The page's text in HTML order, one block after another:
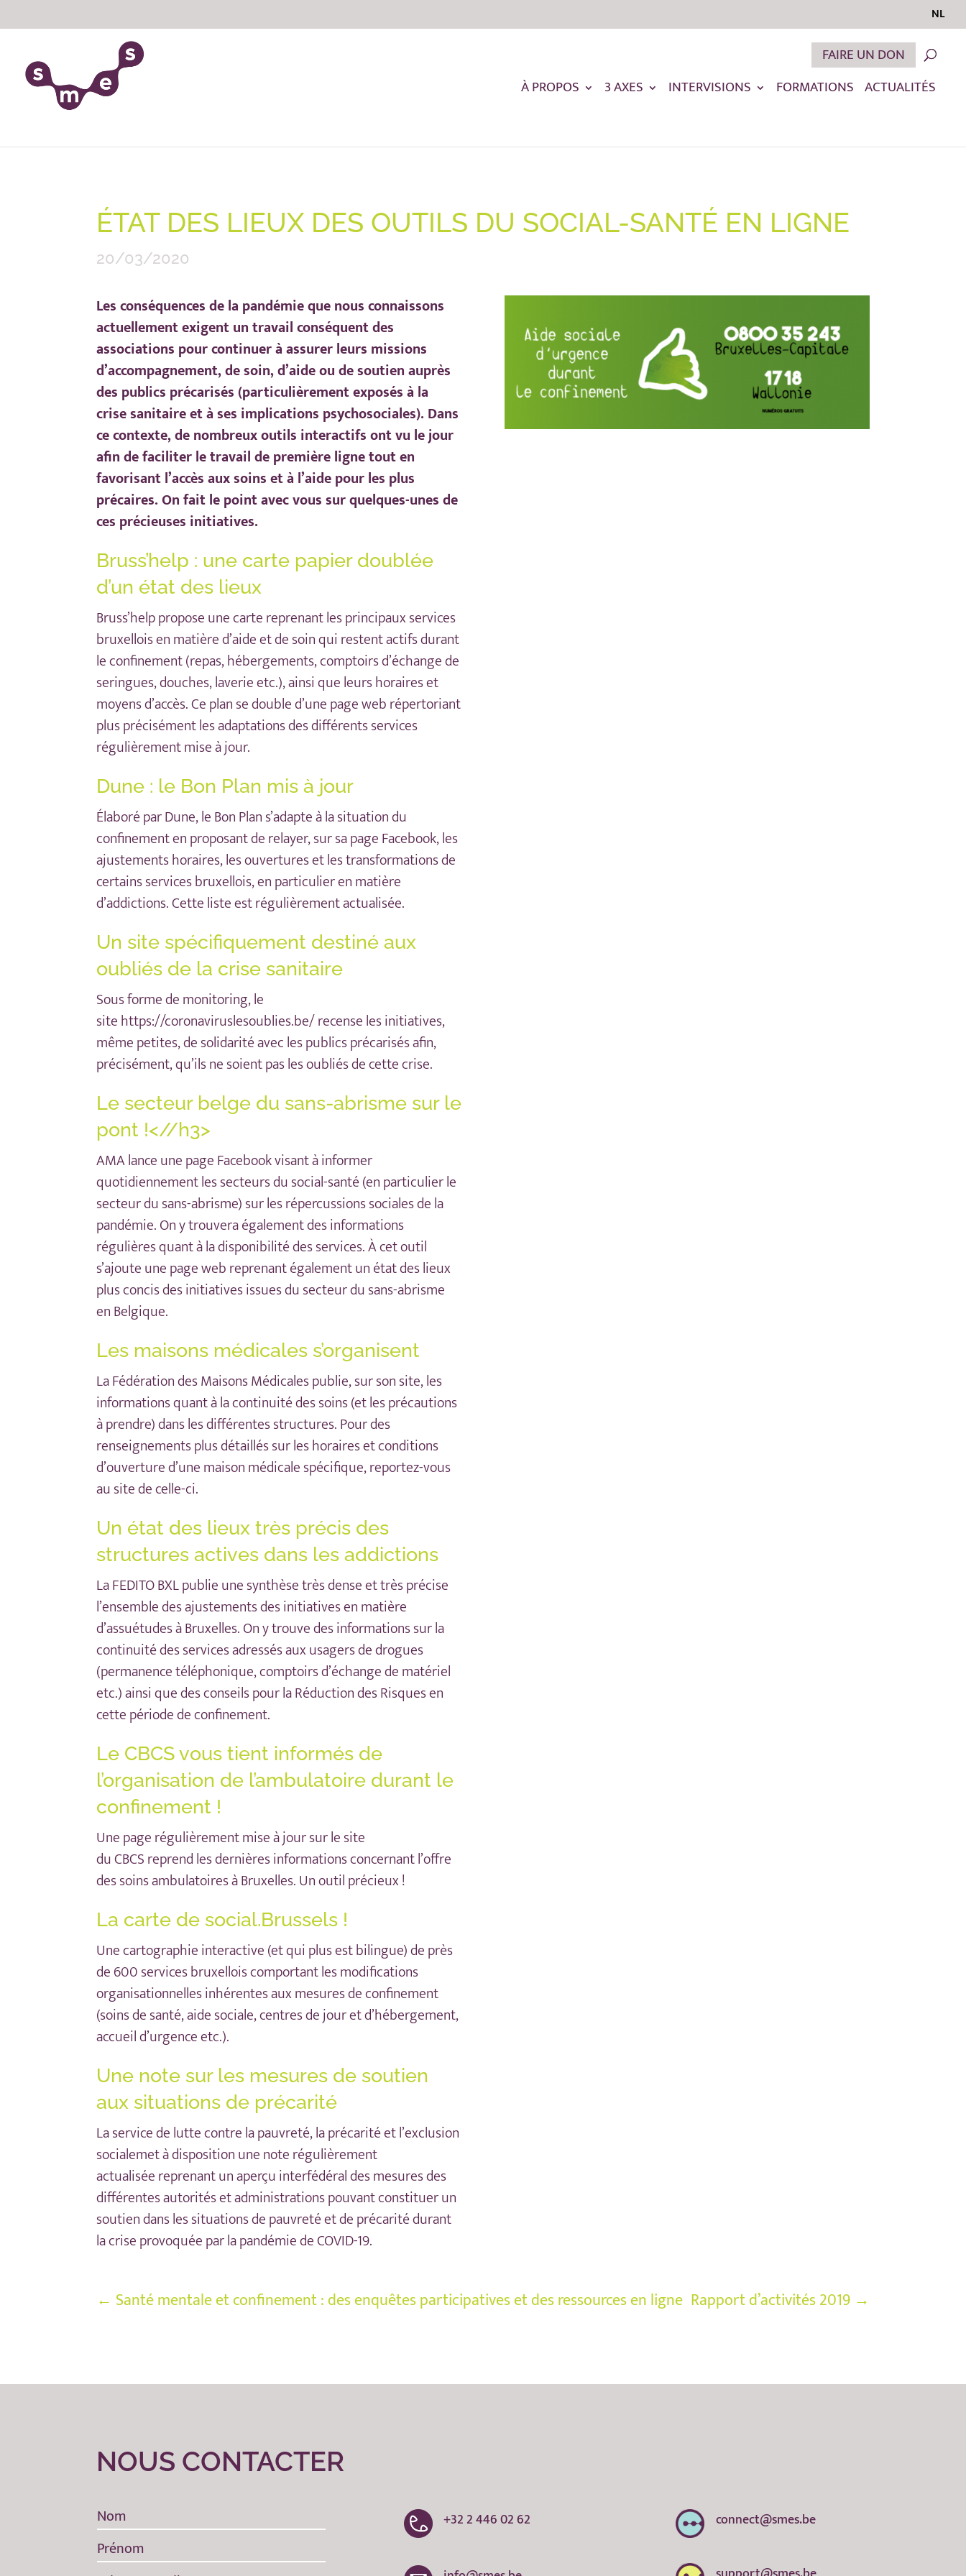
NL
À PROPOS 3 AXES INTERVISIONS FORMATIONS ACTUALITÉS
FAIRE UN DON
ÉTAT DES LIEUX DES OUTILS DU SOCIAL-SANTÉ EN LIGNE
20/03/2020
Les conséquences de la pandémie que nous connaissons
actuellement exigent un travail conséquent des
associations pour continuer à assurer leurs missions
d’accompagnement, de soin, d’aide ou de soutien auprès
des publics précarisés (particulièrement exposés à la
crise sanitaire et à ses implications psychosociales). Dans
ce contexte, de nombreux outils interactifs ont vu le jour
afin de faciliter le travail de première ligne tout en
favorisant l’accès aux soins et à l’aide pour les plus
précaires. On fait le point avec vous sur quelques-unes de
ces précieuses initiatives.
Bruss’help : une carte papier doublée
d’un état des lieux
Bruss’helpproposeune cartereprenant les principaux services
bruxellois en matière d’aide et de soin qui restent actifs durant
le confinement (repas, hébergements, comptoirs d’échange de
seringues, douches, laverie etc.), ainsi que leurs horaires et
moyens d’accès. Ce plan se doubled’une page webrépertoriant
plus précisément les adaptations des différents services
régulièrement mise à jour.
Dune : le Bon Plan mis à jour
Élaboré parDune, le Bon Plan s’adapte à la situation du
confinement en proposant de relayer, sursa page Facebook, les
ajustements horaires, les ouvertures et les transformations de
certains services bruxellois, en particulier en matière
d’addictions. Cette liste est régulièrement actualisée.
Un site spécifiquement destiné aux
oubliés de la crise sanitaire
Sous forme de monitoring, le
sitehttps://coronaviruslesoublies.be/recense les initiatives,
même petites, de solidarité avec les publics précarisés afin,
précisément, qu’ils ne soient pas les oubliés de cette crise.
Le secteur belge du sans-abrisme sur le
pont !<//h3>
AMAlance unepage Facebookvisant à informer
quotidiennement les secteurs du social-santé (en particulier le
secteur du sans-abrisme) sur les répercussions sociales de la
pandémie. On y trouvera également des informations
régulières quant à la disponibilité des services. À cet outil
s’ajouteune page webreprenant également un état des lieux
plus concis des initiatives issues du secteur du sans-abrisme
en Belgique.
Les maisons médicales s’organisent
La Fédération des Maisons Médicales publie,sur son site, les
informations quant à la continuité des soins (et les précautions
à prendre) dans les différentes structures. Pour des
renseignements plus détaillés sur les horaires et conditions
d’ouverture d’une maison médicale spécifique, reportez-vous
au site de celle-ci.
Un état des lieux très précis des
structures actives dans les addictions
LaFEDITO BXLpublieune synthèsetrès dense et très précise
l’ensemble des ajustements des initiatives en matière
d’assuétudes à Bruxelles. On y trouve des informations sur la
continuité des services adressés aux usagers de drogues
(permanence téléphonique, comptoirs d’échange de matériel
etc.) ainsi que des conseils pour la Réduction des Risques en
cette période de confinement.
Le CBCS vous tient informés de
l’organisation de l’ambulatoire durant le
confinement !
Une pagerégulièrement mise à jour sur le site
duCBCSreprend les dernières informations concernant l’offre
des soins ambulatoires à Bruxelles. Un outil précieux !
La carte de social.Brussels !
Une cartographie interactive(et qui plus est bilingue) de près
de 600 services bruxellois comportant les modifications
organisationnelles inhérentes aux mesures de confinement
(soins de santé, aide sociale, centres de jour et d’hébergement,
accueil d’urgence etc.).
Une note sur les mesures de soutien
aux situations de précarité
La service de lutte contre la pauvreté, la précarité et l’exclusion
socialemet à dispositionune note régulièrement
actualiséereprenant un aperçu interfédéral des mesures des
différentes autorités et administrations pouvant constituer un
soutien dans les situations de pauvreté et de précarité durant
la crise provoquée par la pandémie de COVID-19.
← Santé mentale et confinement : des enquêtes participatives et des ressources en ligne Rapport d’activités 2019→
NOUS CONTACTER
+32 2 446 02 62 connect@smes.be